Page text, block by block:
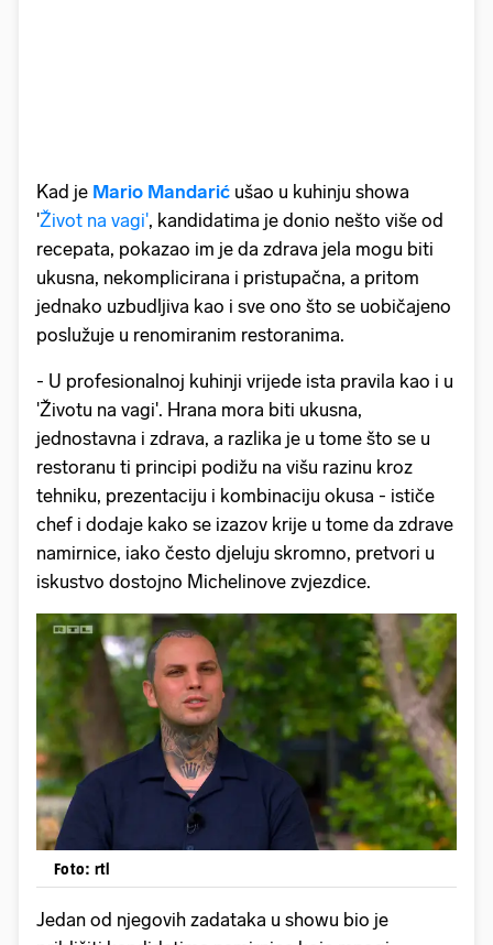
Kad je Mario Mandarić ušao u kuhinju showa
'Život na vagi', kandidatima je donio nešto više od
recepata, pokazao im je da zdrava jela mogu biti
ukusna, nekomplicirana i pristupačna, a pritom
jednako uzbudljiva kao i sve ono što se uobičajeno
poslužuje u renomiranim restoranima.
- U profesionalnoj kuhinji vrijede ista pravila kao i u
'Životu na vagi'. Hrana mora biti ukusna,
jednostavna i zdrava, a razlika je u tome što se u
restoranu ti principi podižu na višu razinu kroz
tehniku, prezentaciju i kombinaciju okusa - ističe
chef i dodaje kako se izazov krije u tome da zdrave
namirnice, iako često djeluju skromno, pretvori u
iskustvo dostojno Michelinove zvjezdice.
Foto: rtl
Jedan od njegovih zadataka u showu bio je